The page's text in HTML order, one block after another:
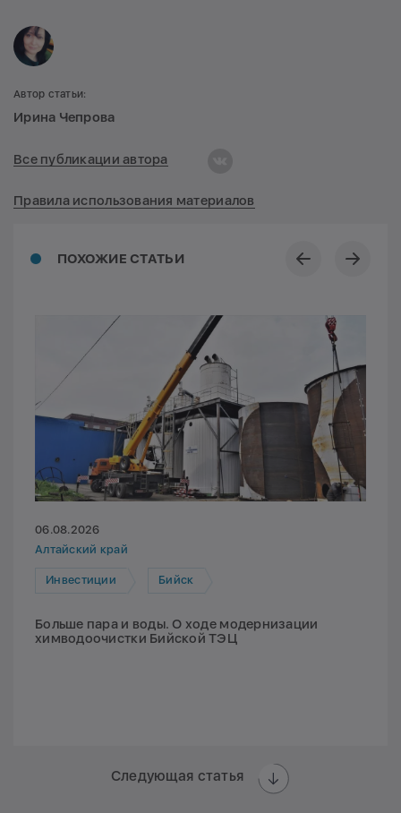
ПОХОЖИЕ СТАТЬИ
06.08.2026
Алтайский край
Инвестиции Бийск
Больше пара и воды. О ходе модернизации
химводоочистки Бийской ТЭЦ
Следующая статья
Автор статьи:
Ирина Чепрова
Все публикации автора
Правила использования материалов